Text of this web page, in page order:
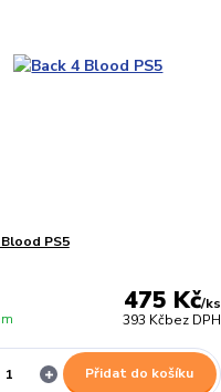
PS5
475 Kč/ks
393 Kčbez DPH
Přidat do košíku